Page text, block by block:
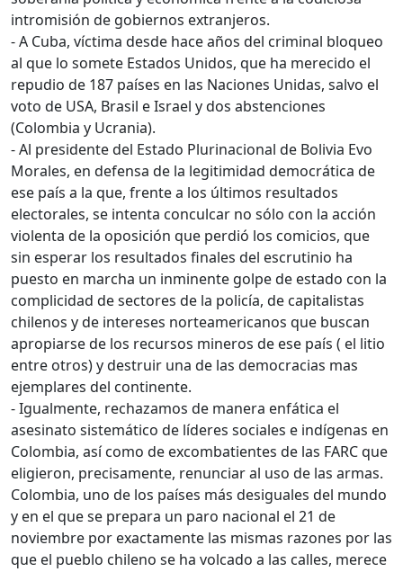
intromisión de gobiernos extranjeros.
- A Cuba, víctima desde hace años del criminal bloqueo
al que lo somete Estados Unidos, que ha merecido el
repudio de 187 países en las Naciones Unidas, salvo el
voto de USA, Brasil e Israel y dos abstenciones
(Colombia y Ucrania).
- Al presidente del Estado Plurinacional de Bolivia Evo
Morales, en defensa de la legitimidad democrática de
ese país a la que, frente a los últimos resultados
electorales, se intenta conculcar no sólo con la acción
violenta de la oposición que perdió los comicios, que
sin esperar los resultados finales del escrutinio ha
puesto en marcha un inminente golpe de estado con la
complicidad de sectores de la policía, de capitalistas
chilenos y de intereses norteamericanos que buscan
apropiarse de los recursos mineros de ese país ( el litio
entre otros) y destruir una de las democracias mas
ejemplares del continente.
- Igualmente, rechazamos de manera enfática el
asesinato sistemático de líderes sociales e indígenas en
Colombia, así como de excombatientes de las FARC que
eligieron, precisamente, renunciar al uso de las armas.
Colombia, uno de los países más desiguales del mundo
y en el que se prepara un paro nacional el 21 de
noviembre por exactamente las mismas razones por las
que el pueblo chileno se ha volcado a las calles, merece